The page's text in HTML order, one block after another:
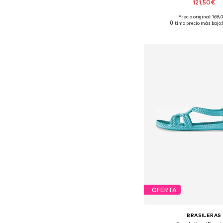
121,50€
Disponible en
Precio original:
Último precio más bajo:
OFERTA
BRASILERAS